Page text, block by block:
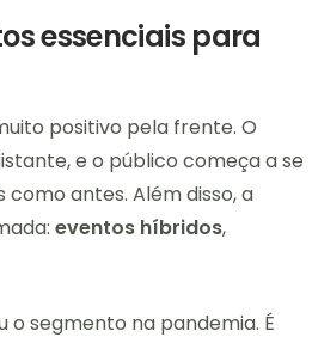
essenciais para
positivo pela frente. O
e o público começa a se
antes. Além disso, a
eventos híbridos,
o segmento na pandemia. É